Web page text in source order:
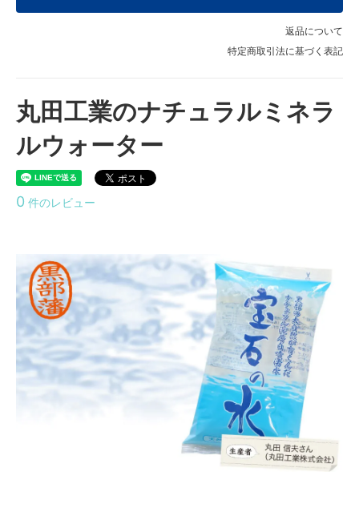
返品について
特定商取引法に基づく表記
丸田工業のナチュラルミネラ
ルウォーター
0 件のレビュー